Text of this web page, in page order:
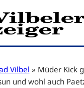
Vilbel » Müder Kick
und wohl auch